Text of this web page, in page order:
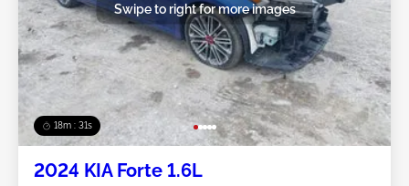
18m : 28s
Swipe to right for more images
2024 KIA Forte 1.6L